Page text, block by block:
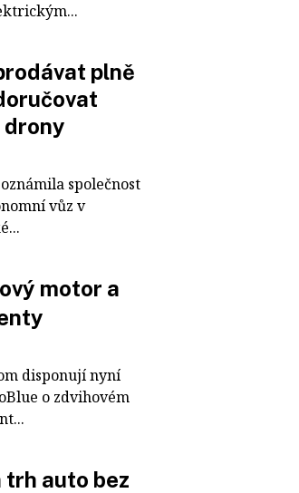
plně
drony
společnost
vůz v
motor a
disponují nyní
o zdvihovém
trh auto bez